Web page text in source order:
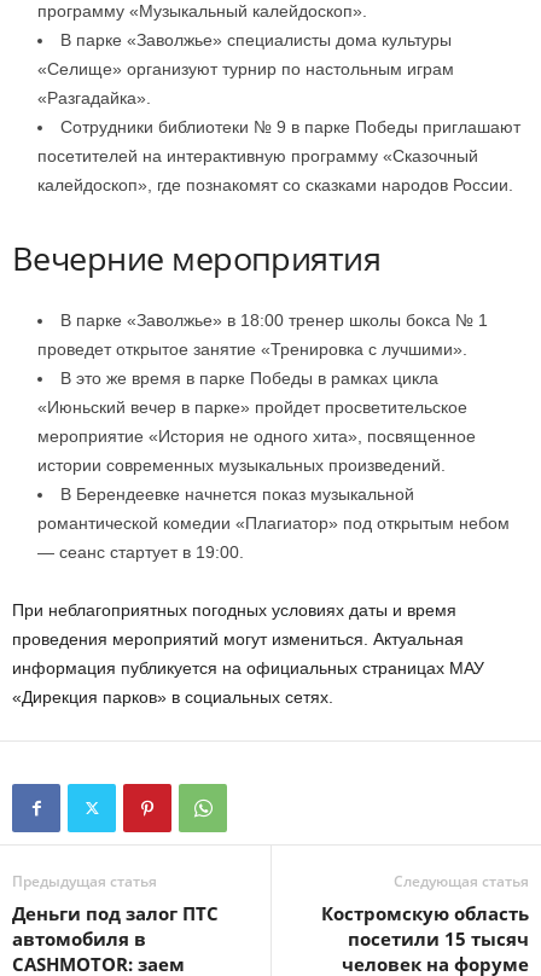
программу «Музыкальный калейдоскоп».
В парке «Заволжье» специалисты дома культуры
«Селище» организуют турнир по настольным играм
«Разгадайка».
Сотрудники библиотеки № 9 в парке Победы приглашают
посетителей на интерактивную программу «Сказочный
калейдоскоп», где познакомят со сказками народов России.
Вечерние мероприятия
В парке «Заволжье» в 18:00 тренер школы бокса № 1
проведет открытое занятие «Тренировка с лучшими».
В это же время в парке Победы в рамках цикла
«Июньский вечер в парке» пройдет просветительское
мероприятие «История не одного хита», посвященное
истории современных музыкальных произведений.
В Берендеевке начнется показ музыкальной
романтической комедии «Плагиатор» под открытым небом
— сеанс стартует в 19:00.
При неблагоприятных погодных условиях даты и время
проведения мероприятий могут измениться. Актуальная
информация публикуется на официальных страницах МАУ
«Дирекция парков» в социальных сетях.
Предыдущая статья
Деньги под залог ПТС
автомобиля в
CASHMOTOR: заем
Следующая статья
Костромскую область
посетили 15 тысяч
человек на форуме